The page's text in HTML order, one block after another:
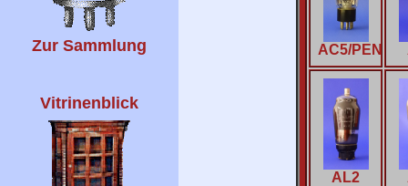
Zur Sammlung
Vitrinenblick
AC5/PEN
AL2